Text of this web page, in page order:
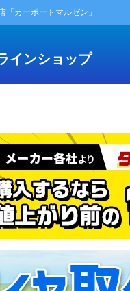
「カーポートマルゼン」
インショップ